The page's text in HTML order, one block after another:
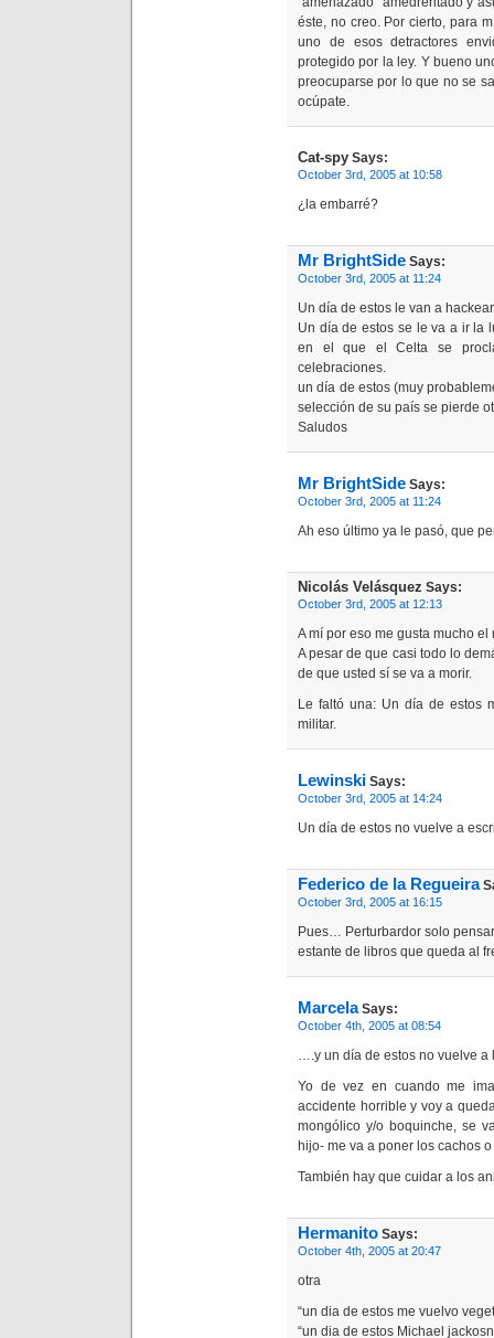
éste, no creo. Por cierto, para
uno de esos detractores
protegido por la ley. Y bueno
preocuparse por lo que no se
ocúpate.
Cat-spy Says:
October 3rd, 2005 at 10:58
¿la embarré?
Mr BrightSide Says:
October 3rd, 2005 at 11:24
Un día de estos le van a
Un día de estos se le va a ir la
en el que el Celta se
celebraciones.
un día de estos (muy
selección de su país se pierde
Saludos
Mr BrightSide Says:
October 3rd, 2005 at 11:24
Ah eso último ya le pasó, que
Nicolás Velásquez Says:
October 3rd, 2005 at 12:13
A mí por eso me gusta mucho
A pesar de que casi todo lo
de que usted sí se va a morir.
Le faltó una: Un día de estos
militar.
Lewinski Says:
October 3rd, 2005 at 14:24
Un día de estos no vuelve a
Federico de la Regueira
October 3rd, 2005 at 16:15
Pues… Perturbardor solo
estante de libros que queda al
MarcelaSays:
October 4th, 2005 at 08:54
….y un día de estos no vuelve a
Yo de vez en cuando me
accidente horrible y voy a
mongólico y/o boquinche, se
hijo- me va a poner los cachos
También hay que cuidar a los
Hermanito Says:
October 4th, 2005 at 20:47
otra
“un dia de estos me vuelvo
“un dia de estos Michael